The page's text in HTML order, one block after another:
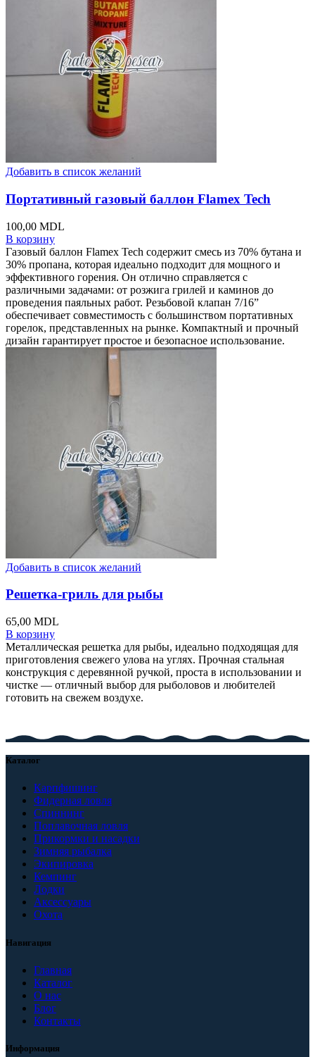
Добавить в список желаний
Портативный газовый баллон Flamex Tech
100,00 MDL
В корзину
Газовый баллон Flamex Tech содержит смесь из 70% бутана и
30% пропана, которая идеально подходит для мощного и
эффективного горения. Он отлично справляется с
различными задачами: от розжига грилей и каминов до
проведения паяльных работ. Резьбовой клапан 7/16”
обеспечивает совместимость с большинством портативных
горелок, представленных на рынке. Компактный и прочный
дизайн гарантирует простое и безопасное использование.
Добавить в список желаний
Решетка-гриль для рыбы
65,00 MDL
В корзину
Металлическая решетка для рыбы, идеально подходящая для
приготовления свежего улова на углях. Прочная стальная
конструкция с деревянной ручкой, проста в использовании и
чистке — отличный выбор для рыболовов и любителей
готовить на свежем воздухе.
Каталог
Карпфишинг
Фидерная ловля
Спиннинг
Поплавочная ловля
Прикормки и насадки
Зимняя рыбалка
Экипировка
Кемпинг
Лодки
Аксессуары
Охота
Навигация
Главная
Каталог
О нас
Блог
Контакты
Информация